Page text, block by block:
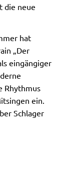
die neue
hat
„Der
eingängiger
Rhythmus
ein.
Schlager